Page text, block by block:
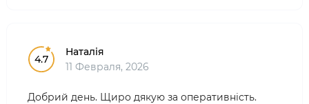
4.7
Наталія
11 Февраля, 2026
Добрий день. Щиро дякую за оперативність.